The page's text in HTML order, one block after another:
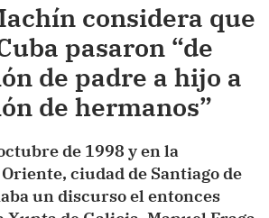
considera que
pasaron “de
de padre a hijo a
de hermanos”
de 1998 y en la
ciudad de Santiago de
un discurso el entonces